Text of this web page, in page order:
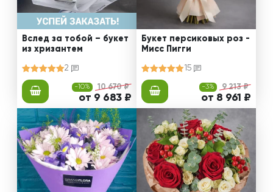
Вслед за тобой – букет
из хризантем
2
-10% 10 670 ₽
от 9 683 ₽
Букет персиковых роз -
Мисс Пигги
15
-3% 9 213 ₽
от 8 961 ₽